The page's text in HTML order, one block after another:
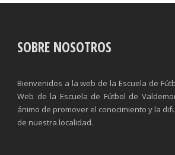
SOBRE NOSOTROS
Bienvenidos a la web de la Escuela de
Web de la Escuela de Fútbol de
ánimo de promover el conocimiento y la
de nuestra localidad.